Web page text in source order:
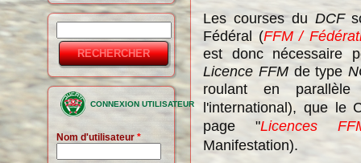
Formulaire
de
recherche
CONNEXION UTILISATEUR
Nom d'utilisateur *
Les courses du DCF
Fédéral (FFM /
est donc nécessaire
Licence FFMde type
roulant en
l'international), que le
page "Licences
Manifestation).